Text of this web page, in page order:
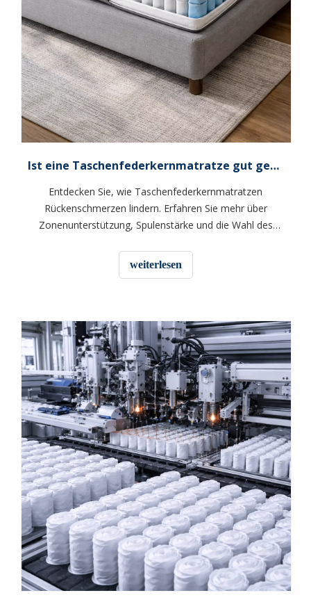
Ist eine Taschenfederkernmatratze gut gegen Rückenschmerzen?
Entdecken Sie, wie Taschenfederkernmatratzen
Rückenschmerzen lindern. Erfahren Sie mehr über
Zonenunterstützung, Spulenstärke und die Wahl des
weiterlesen